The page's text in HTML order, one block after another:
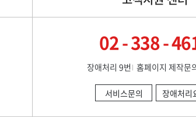
02 - 338 -
장애처리 9번 홈페이지 제작문
서비스문의 장애처리